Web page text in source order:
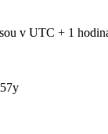
funguje
manuálních
80kw. Stále mi
servisu nemůžou
v UTC + 1